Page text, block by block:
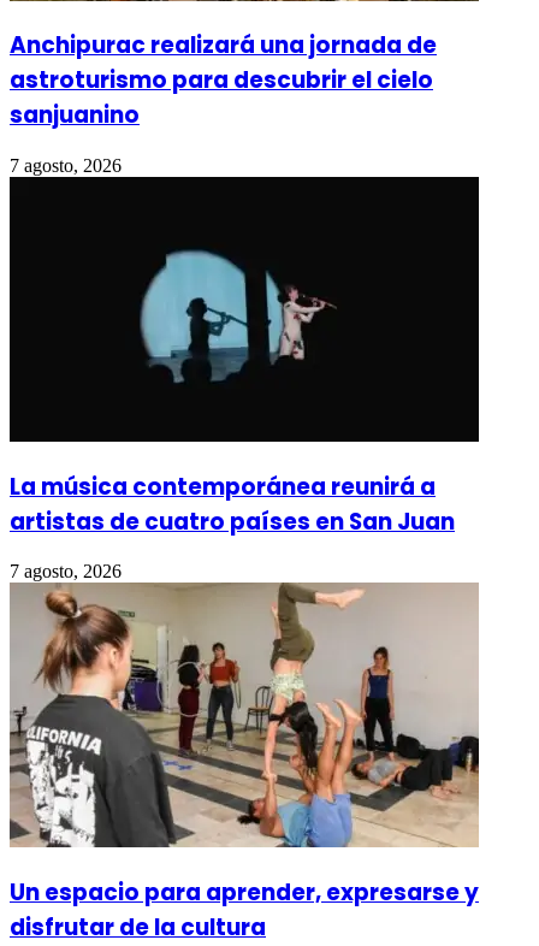
Anchipurac realizará una jornada de
astroturismo para descubrir el cielo
sanjuanino
7 agosto, 2026
La música contemporánea reunirá a
artistas de cuatro países en San Juan
7 agosto, 2026
Un espacio para aprender, expresarse y
disfrutar de la cultura